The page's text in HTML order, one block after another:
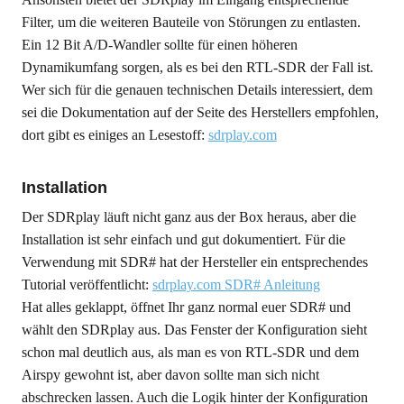
Filter, um die weiteren Bauteile von Störungen zu entlasten.
Ein 12 Bit A/D-Wandler sollte für einen höheren
Dynamikumfang sorgen, als es bei den RTL-SDR der Fall ist.
Wer sich für die genauen technischen Details interessiert, dem
sei die Dokumentation auf der Seite des Herstellers empfohlen,
dort gibt es einiges an Lesestoff: sdrplay.com
Installation
Der SDRplay läuft nicht ganz aus der Box heraus, aber die
Installation ist sehr einfach und gut dokumentiert. Für die
Verwendung mit SDR# hat der Hersteller ein entsprechendes
Tutorial veröffentlicht: sdrplay.com SDR# Anleitung
Hat alles geklappt, öffnet Ihr ganz normal euer SDR# und
wählt den SDRplay aus. Das Fenster der Konfiguration sieht
schon mal deutlich aus, als man es von RTL-SDR und dem
Airspy gewohnt ist, aber davon sollte man sich nicht
abschrecken lassen. Auch die Logik hinter der Konfiguration